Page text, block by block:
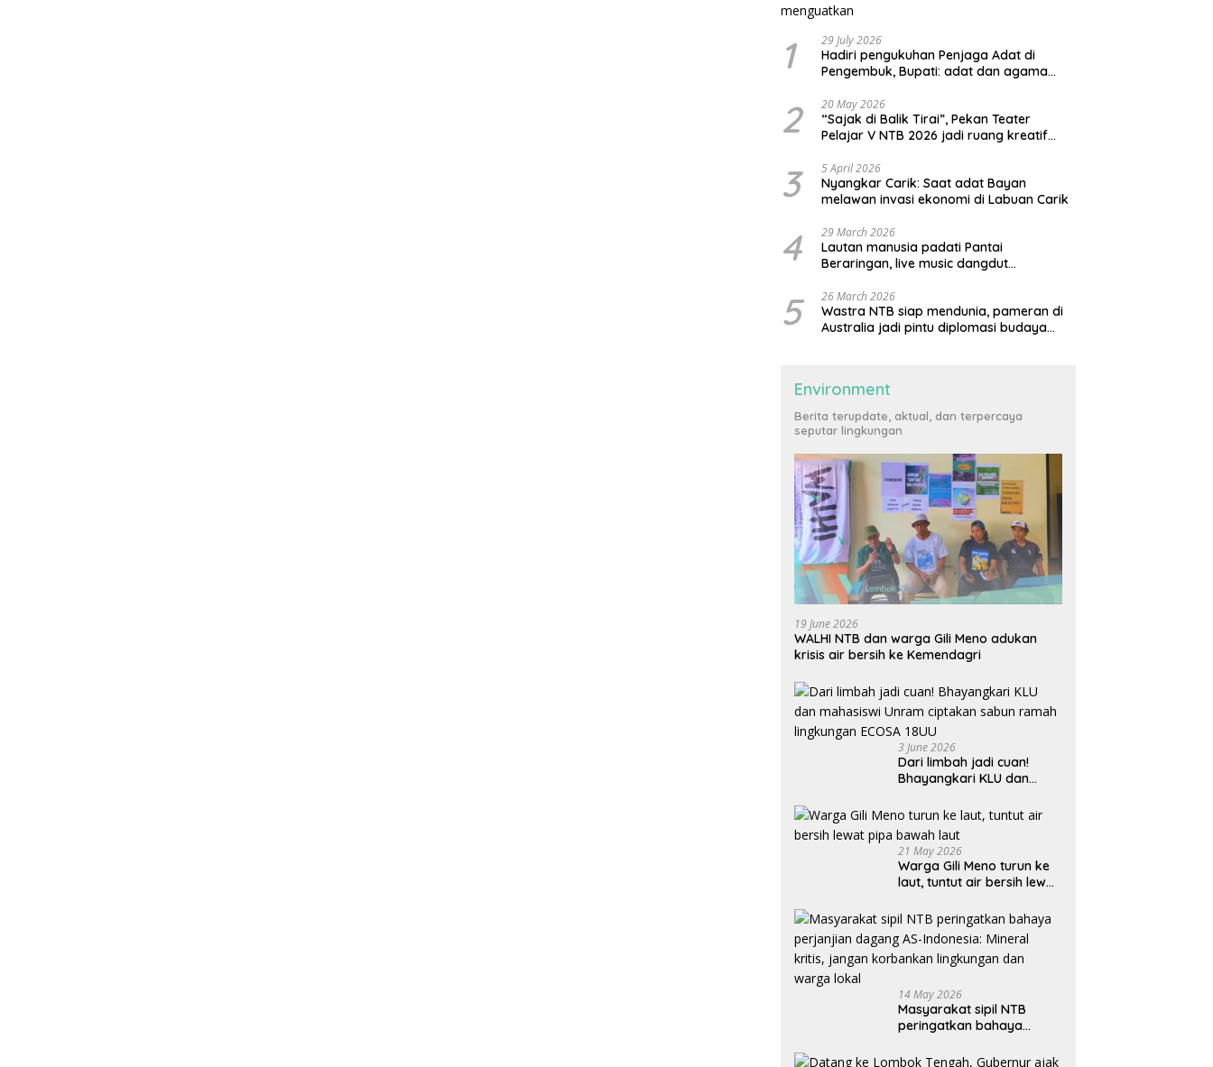
1 29 July 2026
Hadiri pengukuhan Penjaga Adat di
Pengembuk, Bupati: adat dan agama
2 20 May 2026
“Sajak di Balik Tirai”, Pekan Teater
Pelajar V NTB 2026 jadi ruang kreatif
3 5 April 2026
Nyangkar Carik: Saat adat Bayan
melawan invasi ekonomi di Labuan Carik
4 29 March 2026
Lautan manusia padati Pantai
Beraringan, live music dangdut
KLU
5 26 March 2026
Wastra NTB siap mendunia, pameran di
Australia jadi pintu diplomasi budaya
Environment
Berita terupdate, aktual, dan terpercaya
seputar lingkungan
19 June 2026
WALHI NTB dan warga Gili Meno adukan
krisis air bersih ke Kemendagri
3 June 2026
Dari limbah jadi cuan!
Bhayangkari KLU dan
sabun ramah lingkungan
ECOSA 18UU
21 May 2026
Warga Gili Meno turun ke
laut, tuntut air bersih lewat
14 May 2026
Masyarakat sipil NTB
peringatkan bahaya
Indonesia: Mineral kritis,